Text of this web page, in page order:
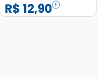
R$ 12,90